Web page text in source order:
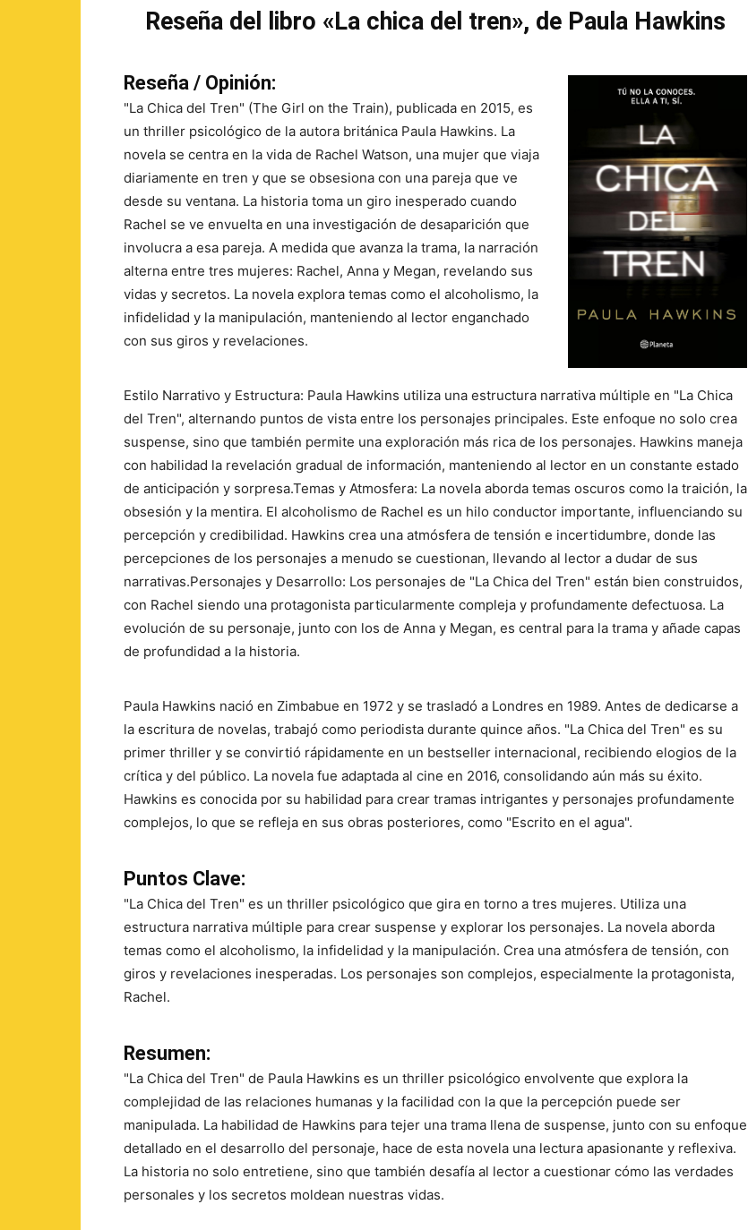
Reseña del libro «La chica del tren», de Paula Hawkins
Reseña / Opinión:
"La Chica del Tren" (The Girl on the Train), publicada en 2015, es
un thriller psicológico de la autora británica Paula Hawkins. La
novela se centra en la vida de Rachel Watson, una mujer que viaja
diariamente en tren y que se obsesiona con una pareja que ve
desde su ventana. La historia toma un giro inesperado cuando
Rachel se ve envuelta en una investigación de desaparición que
involucra a esa pareja. A medida que avanza la trama, la narración
alterna entre tres mujeres: Rachel, Anna y Megan, revelando sus
vidas y secretos. La novela explora temas como el alcoholismo, la
infidelidad y la manipulación, manteniendo al lector enganchado
con sus giros y revelaciones.
Estilo Narrativo y Estructura: Paula Hawkins utiliza una estructura narrativa múltiple en "La Chica
del Tren", alternando puntos de vista entre los personajes principales. Este enfoque no solo crea
suspense, sino que también permite una exploración más rica de los personajes. Hawkins maneja
con habilidad la revelación gradual de información, manteniendo al lector en un constante estado
de anticipación y sorpresa.Temas y Atmosfera: La novela aborda temas oscuros como la traición, la
obsesión y la mentira. El alcoholismo de Rachel es un hilo conductor importante, influenciando su
percepción y credibilidad. Hawkins crea una atmósfera de tensión e incertidumbre, donde las
percepciones de los personajes a menudo se cuestionan, llevando al lector a dudar de sus
narrativas.Personajes y Desarrollo: Los personajes de "La Chica del Tren" están bien construidos,
con Rachel siendo una protagonista particularmente compleja y profundamente defectuosa. La
evolución de su personaje, junto con los de Anna y Megan, es central para la trama y añade capas
de profundidad a la historia.
Paula Hawkins nació en Zimbabue en 1972 y se trasladó a Londres en 1989. Antes de dedicarse a
la escritura de novelas, trabajó como periodista durante quince años. "La Chica del Tren" es su
primer thriller y se convirtió rápidamente en un bestseller internacional, recibiendo elogios de la
crítica y del público. La novela fue adaptada al cine en 2016, consolidando aún más su éxito.
Hawkins es conocida por su habilidad para crear tramas intrigantes y personajes profundamente
complejos, lo que se refleja en sus obras posteriores, como "Escrito en el agua".
Puntos Clave:
"La Chica del Tren" es un thriller psicológico que gira en torno a tres mujeres. Utiliza una
estructura narrativa múltiple para crear suspense y explorar los personajes. La novela aborda
temas como el alcoholismo, la infidelidad y la manipulación. Crea una atmósfera de tensión, con
giros y revelaciones inesperadas. Los personajes son complejos, especialmente la protagonista,
Rachel.
Resumen:
"La Chica del Tren" de Paula Hawkins es un thriller psicológico envolvente que explora la
complejidad de las relaciones humanas y la facilidad con la que la percepción puede ser
manipulada. La habilidad de Hawkins para tejer una trama llena de suspense, junto con su enfoque
detallado en el desarrollo del personaje, hace de esta novela una lectura apasionante y reflexiva.
La historia no solo entretiene, sino que también desafía al lector a cuestionar cómo las verdades
personales y los secretos moldean nuestras vidas.